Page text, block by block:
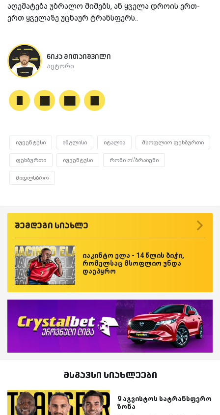
აღემატება უბრალო მიმებს, ან ყველა დროის ერთ-
ერთ ყველაზე უცნაურ ტრანსფერს..
ნიკა მითაიშვილი
ავტორი
იუვენტუსი ინგლისი იტალია მსოფლიო ფეხბურთი
ფეხბურთი იუვენტუსი რონი ო\'ბრაიენი
მიდლსბრო
შემდეგი სიახლე
იაკინტო ელა - 14 წლის ბიჭი,
რომელსაც მსოფლიო უნდა
დაეპყრო
მსგავსი სიახლეები
9 აგვისტოს სატრანსფერო
ზონა